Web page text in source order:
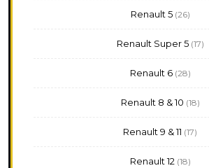
Renault 5 2626
Renault Super 5 1717
Renault 6 2828
Renault 8 & 10 1818
Renault 9 & 11 1717
Renault 12 1818